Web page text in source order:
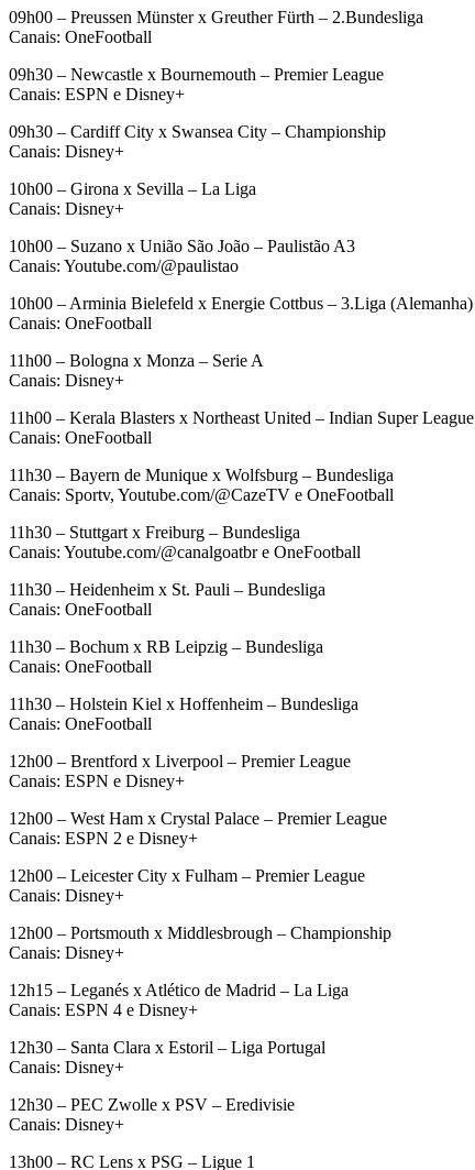
09h00 – Preussen Münster x Greuther Fürth – 2.Bundesliga
Canais: OneFootball
09h30 – Newcastle x Bournemouth – Premier League
Canais: ESPN e Disney+
09h30 – Cardiff City x Swansea City – Championship
Canais: Disney+
10h00 – Girona x Sevilla – La Liga
Canais: Disney+
10h00 – Suzano x União São João – Paulistão A3
Canais: Youtube.com/@paulistao
10h00 – Arminia Bielefeld x Energie Cottbus – 3.Liga (Alemanha)
Canais: OneFootball
11h00 – Bologna x Monza – Serie A
Canais: Disney+
11h00 – Kerala Blasters x Northeast United – Indian Super League
Canais: OneFootball
11h30 – Bayern de Munique x Wolfsburg – Bundesliga
Canais: Sportv, Youtube.com/@CazeTV e OneFootball
11h30 – Stuttgart x Freiburg – Bundesliga
Canais: Youtube.com/@canalgoatbr e OneFootball
11h30 – Heidenheim x St. Pauli – Bundesliga
Canais: OneFootball
11h30 – Bochum x RB Leipzig – Bundesliga
Canais: OneFootball
11h30 – Holstein Kiel x Hoffenheim – Bundesliga
Canais: OneFootball
12h00 – Brentford x Liverpool – Premier League
Canais: ESPN e Disney+
12h00 – West Ham x Crystal Palace – Premier League
Canais: ESPN 2 e Disney+
12h00 – Leicester City x Fulham – Premier League
Canais: Disney+
12h00 – Portsmouth x Middlesbrough – Championship
Canais: Disney+
12h15 – Leganés x Atlético de Madrid – La Liga
Canais: ESPN 4 e Disney+
12h30 – Santa Clara x Estoril – Liga Portugal
Canais: Disney+
12h30 – PEC Zwolle x PSV – Eredivisie
Canais: Disney+
13h00 – RC Lens x PSG – Ligue 1